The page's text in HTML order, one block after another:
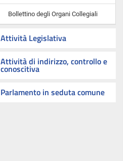
Bollettino degli Organi Collegiali
Attività Legislativa
Attività di indirizzo, controllo e
conoscitiva
Parlamento in seduta comune